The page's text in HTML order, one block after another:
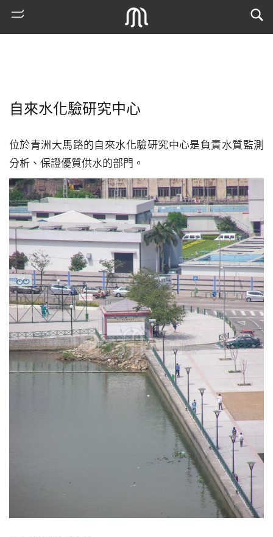
熱
門
搜
索
古
地
圖
媽
寺
廟
自來水化驗研究中心
位於青洲大馬路的自來水化驗研究中心是負責水質監測
分析、保證優質供水的部門。